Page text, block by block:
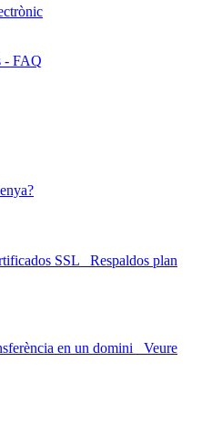
- FAQ
SSL
Respaldos plan
en un domini
Veure